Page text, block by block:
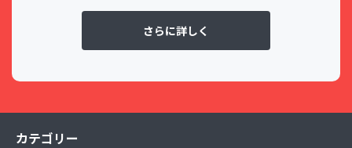
さらに詳しく
カテゴリー